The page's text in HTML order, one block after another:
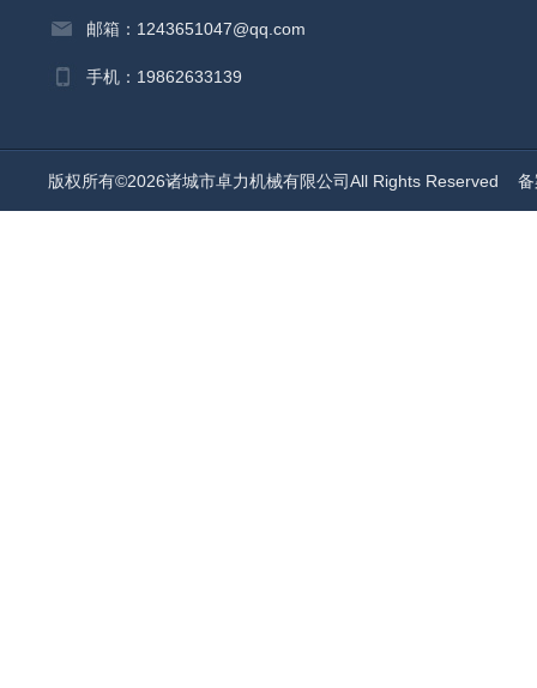
邮箱：1243651047@qq.com
手机：19862633139
版权所有©2026诸城市卓力机械有限公司All Rights Reserved